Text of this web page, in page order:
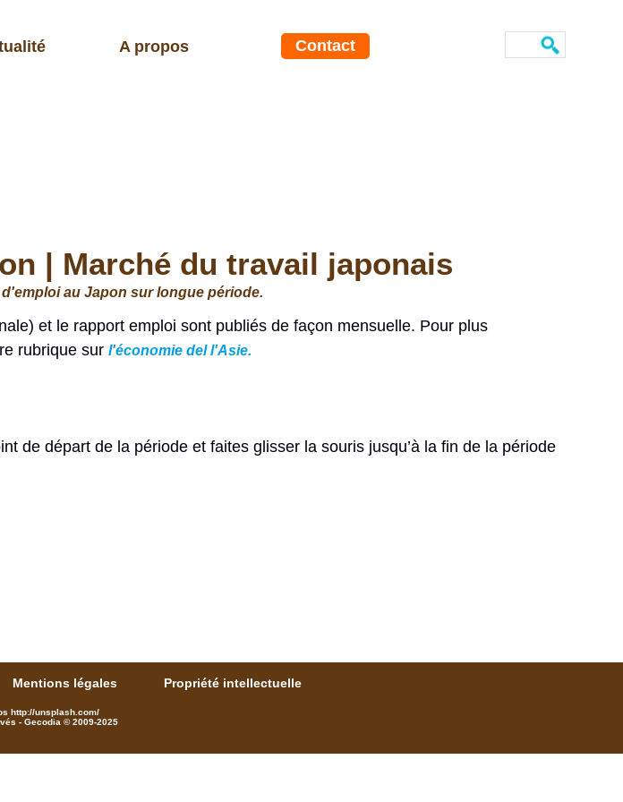
A propos Contact
| Marché du travail japonais
au Japon sur longue période.
et le rapport emploi sont publiés de façon mensuelle. Pour plus
rubrique sur l'économie del l'Asie.
de départ de la période et faites glisser la souris jusqu’à la fin de la période
Mentions légales Propriété intellectuelle
http://unsplash.com/
- Gecodia © 2009-2025